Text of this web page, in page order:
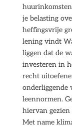
je belasting
heffingsvrije
lening vindt
liggen dat de
investeren in
recht
onderliggende
leennormen.
hiervan gezien
Met name